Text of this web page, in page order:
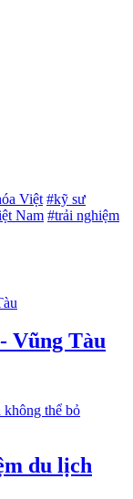
Việt #kỹ sư
Nam #trải nghiệm
Vũng Tàu
du lịch